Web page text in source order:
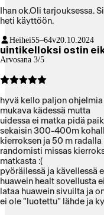
Ihan ok.Oli tarjouksessa.
heti käyttöön.
Heihei55–64v20.10.2024
uintikelloksi ostin
Arvosana 3/5
hyvä kello paljon ohjelmia
mukava kädessä mutta
uidessa ei matka pidä
sekaisin 300-400m
kierroksen ja 50 m
randomisti missas
matkasta :(
pyöräilessä ja kävellessä
huawein healt sovellusta
lataa huawein sivuilta ja
ei ole "luotettu" lähde ja